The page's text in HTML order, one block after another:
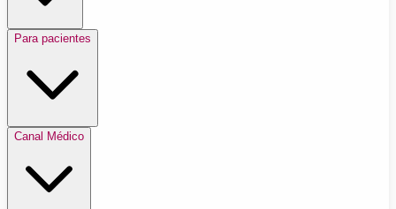
Para pacientes
Canal Médico